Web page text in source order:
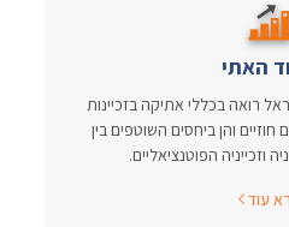
האתי
רואה בכללי אתיקה בזכיינות
חוזיים והן ביחסים השוטפים בין
וזכייניה הפוטנציאליים.
עוד